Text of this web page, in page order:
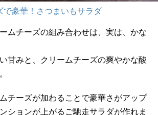
で豪華！さつまいもサラダ
ムチーズの組み合わせは、実は、かな
甘みと、クリームチーズの爽やかな酸
チーズが加わることで豪華さがアップ
ションが上がるご馳走サラダが作れま